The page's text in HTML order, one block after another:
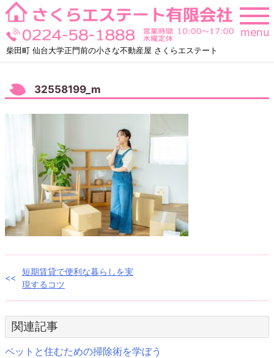
Skip
to
content
柴田町 仙台大学正門前の小さな不動産屋 さくらエステート
menu
32558199_m
投
稿
ナ
ビ
短期賃貸で便利な暮らしを実
現するコツ
関連記事
ペットと住むための掃除術を学ぼう